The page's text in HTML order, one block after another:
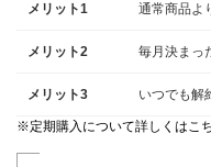
メリット1 通常商品よ
メリット2 毎月決まっ
メリット3 いつでも解
※定期購入について詳しくはこ